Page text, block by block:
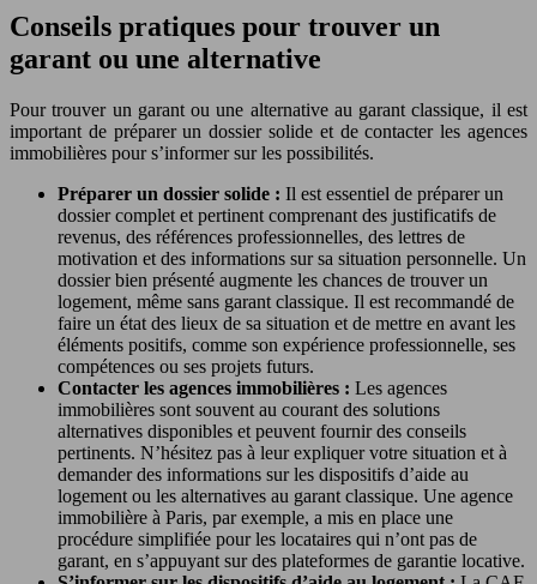
Conseils pratiques pour trouver un
garant ou une alternative
Pour trouver un garant ou une alternative au garant classique, il est
important de préparer un dossier solide et de contacter les agences
immobilières pour s’informer sur les possibilités.
Préparer un dossier solide : Il est essentiel de préparer un
dossier complet et pertinent comprenant des justificatifs de
revenus, des références professionnelles, des lettres de
motivation et des informations sur sa situation personnelle. Un
dossier bien présenté augmente les chances de trouver un
logement, même sans garant classique. Il est recommandé de
faire un état des lieux de sa situation et de mettre en avant les
éléments positifs, comme son expérience professionnelle, ses
compétences ou ses projets futurs.
Contacter les agences immobilières : Les agences
immobilières sont souvent au courant des solutions
alternatives disponibles et peuvent fournir des conseils
pertinents. N’hésitez pas à leur expliquer votre situation et à
demander des informations sur les dispositifs d’aide au
logement ou les alternatives au garant classique. Une agence
immobilière à Paris, par exemple, a mis en place une
procédure simplifiée pour les locataires qui n’ont pas de
garant, en s’appuyant sur des plateformes de garantie locative.